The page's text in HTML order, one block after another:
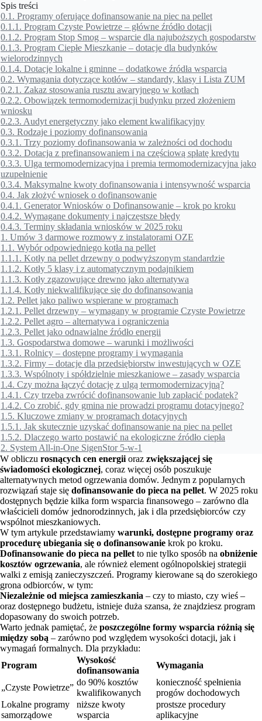
Spis treści
0.1. Programy oferujące dofinansowanie na piec na pellet
0.1.1. Program Czyste Powietrze – główne źródło dotacji
0.1.2. Program Stop Smog – wsparcie dla najuboższych gospodarstw
0.1.3. Program Ciepłe Mieszkanie – dotacje dla budynków
wielorodzinnych
0.1.4. Dotacje lokalne i gminne – dodatkowe źródła wsparcia
0.2. Wymagania dotyczące kotłów – standardy, klasy i Lista ZUM
0.2.1. Zakaz stosowania rusztu awaryjnego w kotłach
0.2.2. Obowiązek termomodernizacji budynku przed złożeniem
wniosku
0.2.3. Audyt energetyczny jako element kwalifikacyjny
0.3. Rodzaje i poziomy dofinansowania
0.3.1. Trzy poziomy dofinansowania w zależności od dochodu
0.3.2. Dotacja z prefinansowaniem i na częściową spłatę kredytu
0.3.3. Ulga termomodernizacyjna i premia termomodernizacyjna jako
uzupełnienie
0.3.4. Maksymalne kwoty dofinansowania i intensywność wsparcia
0.4. Jak złożyć wniosek o dofinansowanie
0.4.1. Generator Wniosków o Dofinansowanie – krok po kroku
0.4.2. Wymagane dokumenty i najczęstsze błędy
0.4.3. Terminy składania wniosków w 2025 roku
1. Umów 3 darmowe rozmowy z instalatorami OZE
1.1. Wybór odpowiedniego kotła na pellet
1.1.1. Kotły na pellet drzewny o podwyższonym standardzie
1.1.2. Kotły 5 klasy i z automatycznym podajnikiem
1.1.3. Kotły zgazowujące drewno jako alternatywa
1.1.4. Kotły niekwalifikujące się do dofinansowania
1.2. Pellet jako paliwo wspierane w programach
1.2.1. Pellet drzewny – wymagany w programie Czyste Powietrze
1.2.2. Pellet agro – alternatywa i ograniczenia
1.2.3. Pellet jako odnawialne źródło energii
1.3. Gospodarstwa domowe – warunki i możliwości
1.3.1. Rolnicy – dostępne programy i wymagania
1.3.2. Firmy – dotacje dla przedsiębiorstw inwestujących w OZE
1.3.3. Wspólnoty i spółdzielnie mieszkaniowe – zasady wsparcia
1.4. Czy można łączyć dotację z ulgą termomodernizacyjną?
1.4.1. Czy trzeba zwrócić dofinansowanie lub zapłacić podatek?
1.4.2. Co zrobić, gdy gmina nie prowadzi programu dotacyjnego?
1.5. Kluczowe zmiany w programach dotacyjnych
1.5.1. Jak skutecznie uzyskać dofinansowanie na piec na pellet
1.5.2. Dlaczego warto postawić na ekologiczne źródło ciepła
2. System All-in-One SigenStor 5-w-1
W obliczu rosnących cen energii oraz zwiększającej się
świadomości ekologicznej, coraz więcej osób poszukuje
alternatywnych metod ogrzewania domów. Jednym z popularnych
rozwiązań staje się dofinansowanie do pieca na pellet. W 2025 roku
dostępnych będzie kilka form wsparcia finansowego – zarówno dla
właścicieli domów jednorodzinnych, jak i dla przedsiębiorców czy
wspólnot mieszkaniowych.
W tym artykule przedstawiamy warunki, dostępne programy oraz
procedurę ubiegania się o dofinansowanie krok po kroku.
Dofinansowanie do pieca na pellet to nie tylko sposób na obniżenie
kosztów ogrzewania, ale również element ogólnopolskiej strategii
walki z emisją zanieczyszczeń. Programy kierowane są do szerokiego
grona odbiorców, w tym:
Niezależnie od miejsca zamieszkania – czy to miasto, czy wieś –
oraz dostępnego budżetu, istnieje duża szansa, że znajdziesz program
dopasowany do swoich potrzeb.
Warto jednak pamiętać, że poszczególne formy wsparcia różnią się
między sobą – zarówno pod względem wysokości dotacji, jak i
wymagań formalnych. Dla przykładu:
Program
Wysokość
dofinansowania
Wymagania
„Czyste Powietrze”
do 90% kosztów
kwalifikowanych
konieczność spełnienia
progów dochodowych
Lokalne programy
samorządowe
niższe kwoty
wsparcia
prostsze procedury
aplikacyjne